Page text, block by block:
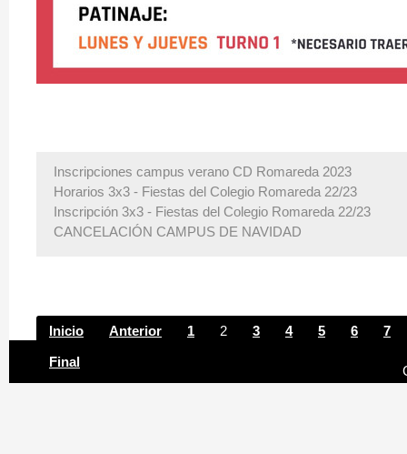
Inscripciones campus verano CD Romareda 2023
Horarios 3x3 - Fiestas del Colegio Romareda 22/23
Inscripción 3x3 - Fiestas del Colegio Romareda 22/23
CANCELACIÓN CAMPUS DE NAVIDAD
Inicio Anterior 1 2 3 4 5 6
7
Final